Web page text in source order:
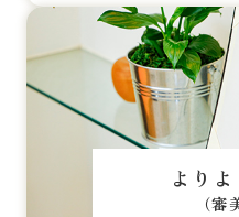
より
（審